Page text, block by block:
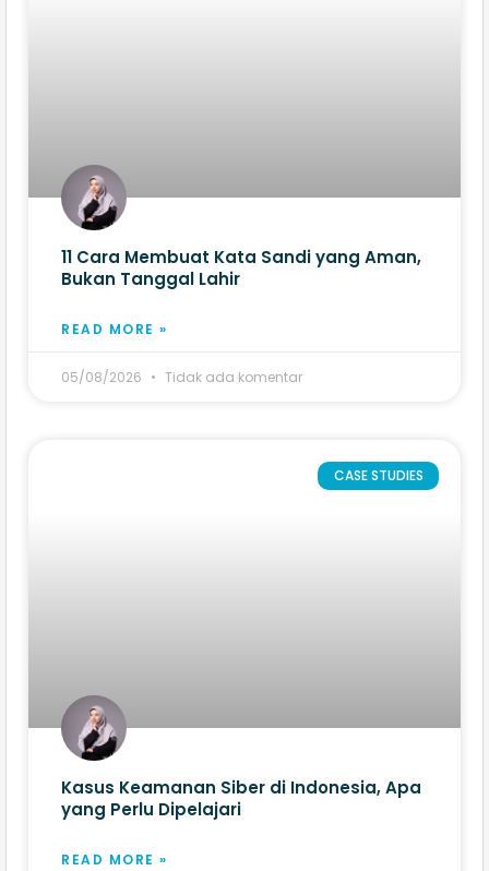
11 Cara Membuat Kata Sandi yang Aman,
Bukan Tanggal Lahir
READ MORE »
05/08/2026 Tidak ada komentar
CASE STUDIES
Kasus Keamanan Siber di Indonesia, Apa
yang Perlu Dipelajari
READ MORE »